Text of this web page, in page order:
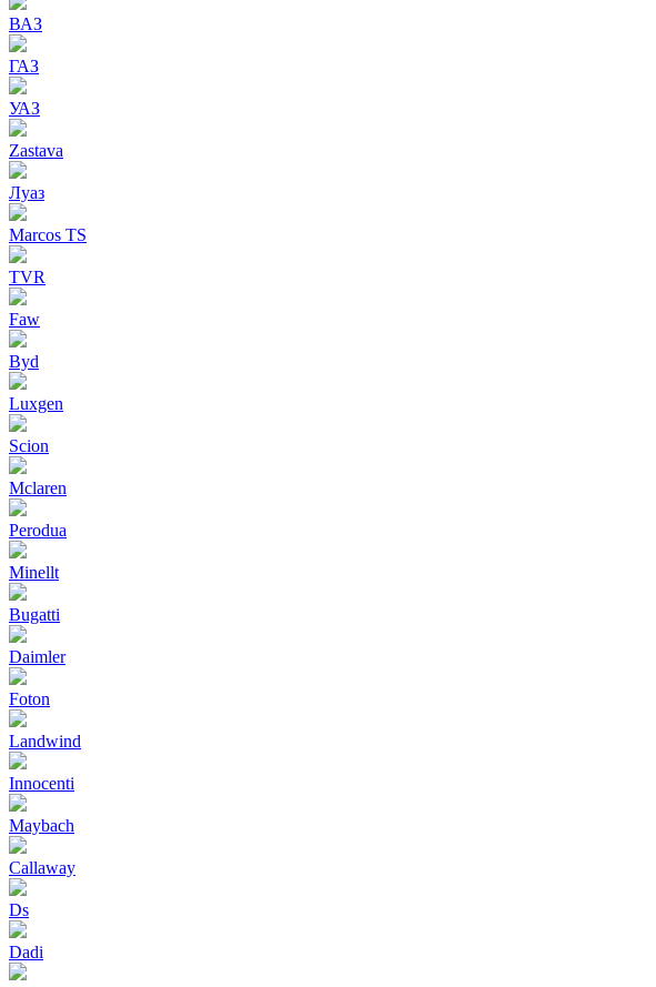
ВАЗ
ГАЗ
УАЗ
Zastava
Луаз
Marcos TS
TVR
Faw
Byd
Luxgen
Scion
Mclaren
Perodua
Minellt
Bugatti
Daimler
Foton
Landwind
Innocenti
Maybach
Callaway
Ds
Dadi